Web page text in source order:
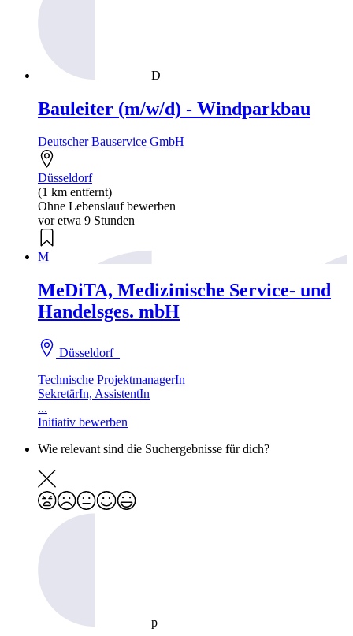
D
Bauleiter (m/w/d) - Windparkbau
Deutscher Bauservice GmbH
Düsseldorf
(1 km entfernt)
Ohne Lebenslauf bewerben
vor etwa 9 Stunden
M
MeDiTA, Medizinische Service- und
Handelsges. mbH
Düsseldorf
Technische ProjektmanagerIn
SekretärIn, AssistentIn
...
Initiativ bewerben
Wie relevant sind die Suchergebnisse für dich?
p